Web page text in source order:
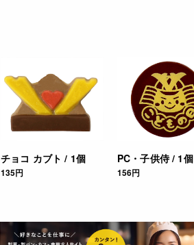
チョコ カブト / 1個
135円
PC・子供侍 / 1個
156円